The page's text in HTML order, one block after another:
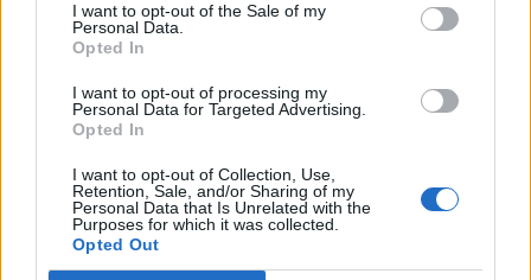
I want to opt-out of the Sale of my
Personal Data.
Opted In
I want to opt-out of processing my
Personal Data for Targeted Advertising.
Opted In
I want to opt-out of Collection, Use,
Retention, Sale, and/or Sharing of my
Personal Data that Is Unrelated with the
Purposes for which it was collected.
Opted Out
22.4.2023, 5:00
Harrastuksia pitää olla? Mies
ratkoi lähes 7 000 Rubikin
kuutiota vuorokaudessa